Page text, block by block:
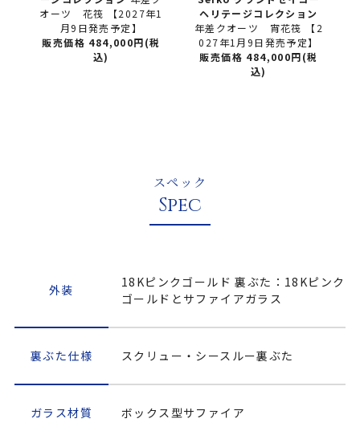
ヘリテージコレクション
年差クオーツ 宵花筏 【2
027年1月9日発売予定】
販売価格 484,000円(税
リングドライブ
販売価格 715,000円(税
込)
スペック
Spec
外装
18Kピンクゴールド 裏ぶた：18Kピンク
ゴールドとサファイアガラス
裏ぶた仕様 スクリュー・シースルー裏ぶた
ガラス材質 ボックス型サファイア